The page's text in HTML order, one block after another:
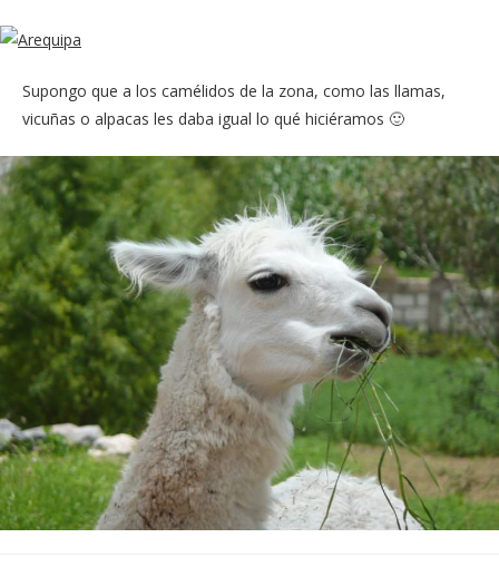
Supongo que a los camélidos de la zona, como las llamas,
vicuñas o alpacas les daba igual lo qué hiciéramos 🙂